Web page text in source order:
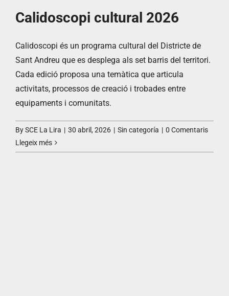
Calidoscopi cultural 2026
Calidoscopi és un programa cultural del Districte de
Sant Andreu que es desplega als set barris del territori.
Cada edició proposa una temàtica que articula
activitats, processos de creació i trobades entre
equipaments i comunitats.
BySCE La Lira | 30 abril, 2026 | Sin categoría | 0 Comentaris
Llegeix més